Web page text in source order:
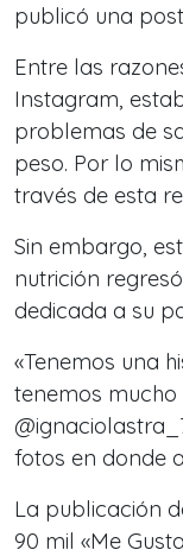
publicó una
Entre las
Instagram,
problemas de
peso. Por lo
través de esta
Sin embargo,
nutrición
dedicada a su
«Tenemos una
tenemos
fotos en donde
La publicación
90 mil «Me